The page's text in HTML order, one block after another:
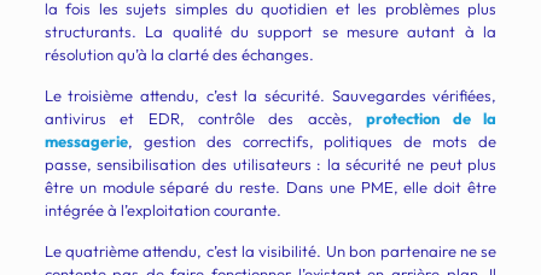
la fois les sujets simples du quotidien et les problèmes plus
structurants. La qualité du support se mesure autant à la
résolution qu’à la clarté des échanges.
Le troisième attendu, c’est la sécurité. Sauvegardes vérifiées,
antivirus et EDR, contrôle des accès,protection de la
messagerie, gestion des correctifs, politiques de mots de
passe, sensibilisation des utilisateurs : la sécurité ne peut plus
être un module séparé du reste. Dans une PME, elle doit être
intégrée à l’exploitation courante.
Le quatrième attendu, c’est la visibilité. Un bon partenaire ne se